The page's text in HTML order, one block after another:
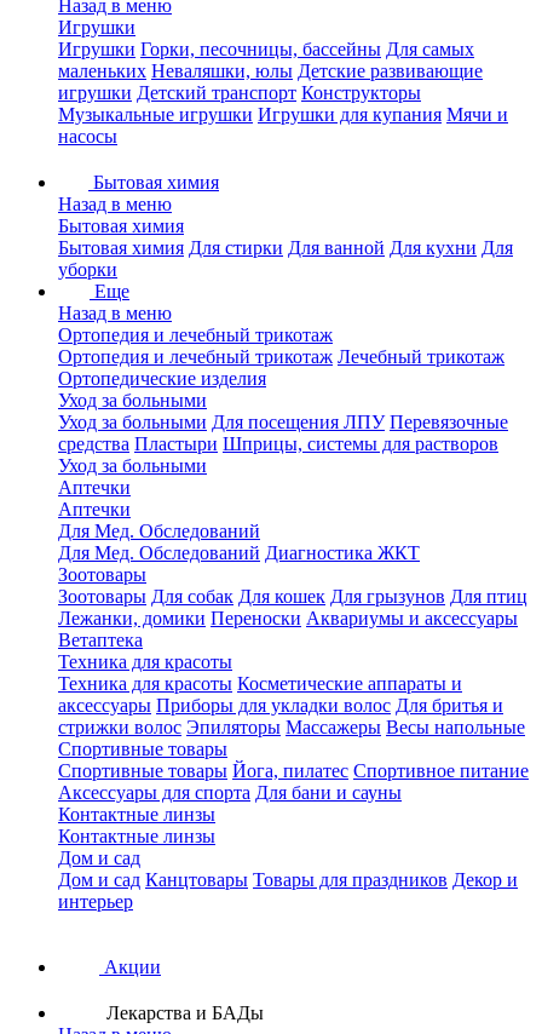
Назад в меню
Игрушки
Игрушки Горки, песочницы, бассейны Для самых
маленьких Неваляшки, юлы Детские развивающие
игрушки Детский транспорт Конструкторы
Музыкальные игрушки Игрушки для купания Мячи и
насосы
Бытовая химия
Назад в меню
Бытовая химия
Бытовая химия Для стирки Для ванной Для кухни Для
уборки
Еще
Назад в меню
Ортопедия и лечебный трикотаж
Ортопедия и лечебный трикотаж Лечебный трикотаж
Ортопедические изделия
Уход за больными
Уход за больными Для посещения ЛПУ Перевязочные
средства Пластыри Шприцы, системы для растворов
Уход за больными
Аптечки
Аптечки
Для Мед. Обследований
Для Мед. Обследований Диагностика ЖКТ
Зоотовары
Зоотовары Для собак Для кошек Для грызунов Для птиц
Лежанки, домики Переноски Аквариумы и аксессуары
Ветаптека
Техника для красоты
Техника для красоты Косметические аппараты и
аксессуары Приборы для укладки волос Для бритья и
стрижки волос Эпиляторы Массажеры Весы напольные
Спортивные товары
Спортивные товары Йога, пилатес Спортивное питание
Аксессуары для спорта Для бани и сауны
Контактные линзы
Контактные линзы
Дом и сад
Дом и сад Канцтовары Товары для праздников Декор и
интерьер
Акции
Лекарства и БАДы